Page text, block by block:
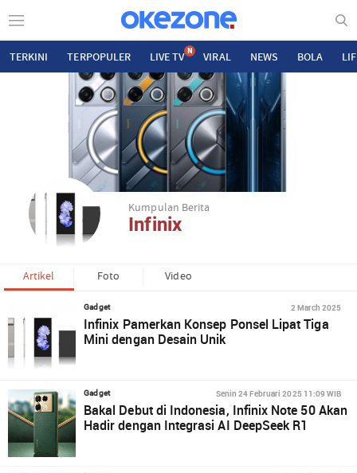
TERKINI TERPOPULER LIVE TV N VIRAL NEWS BOLA
Kumpulan Berita
Infinix
Artikel Foto Video
Gadget 2 March 2025
Infinix Pamerkan Konsep Ponsel Lipat Tiga
Mini dengan Desain Unik
Gadget Senin 24 Februari 2025 11:09 WIB
Bakal Debut di Indonesia, Infinix Note 50 Akan
Hadir dengan Integrasi AI DeepSeek R1